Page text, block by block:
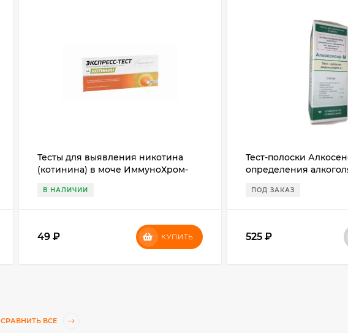
Тесты для выявления никотина
(котинина) в моче ИммуноХром-
В НАЛИЧИИ
49₽ КУПИТЬ
Тест-полоски
определения
ПОД ЗАКАЗ
525 ₽
СРАВНИТЬ ВСЕ